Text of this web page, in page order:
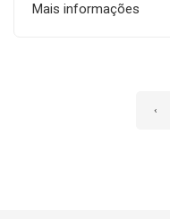
Mais informações
‹